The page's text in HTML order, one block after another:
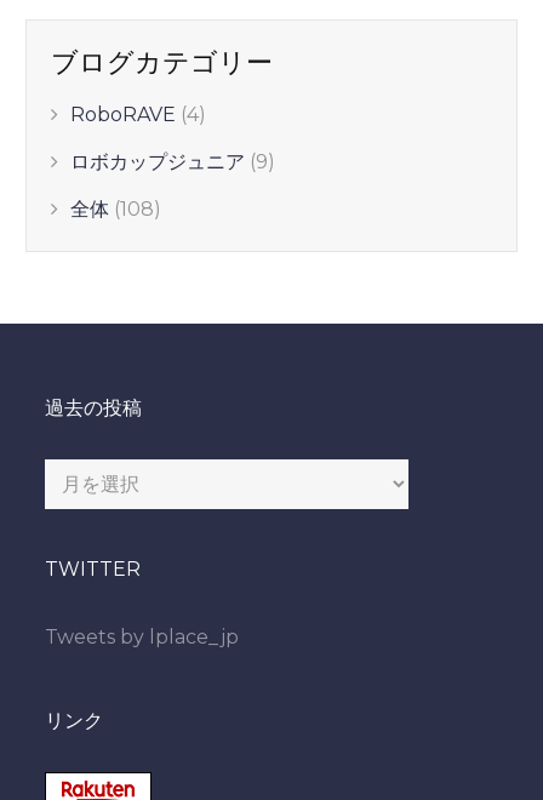
ブログカテゴリー
RoboRAVE (4)
ロボカップジュニア (9)
全体 (108)
過去の投稿
去
投
TWITTER
Tweets by lplace_jp
リンク